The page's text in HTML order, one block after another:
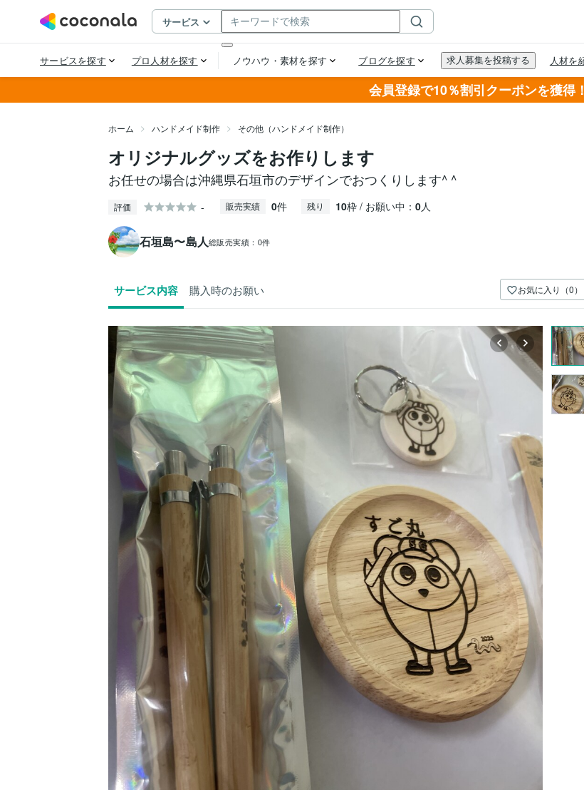
会員登録で10％割引クーポンを獲得！
ホーム ハンドメイド制作 その他（ハンドメイド制作）
オリジナルグッズをお作りします
お任せの場合は沖縄県石垣市のデザインでおつくりします^ ^
評価 - 販売実績 0件 残り 10枠 / お願い中： 0人
石垣島〜島人総販売実績： 0件
サービス内容 購入時のお願い お気に入り（0）